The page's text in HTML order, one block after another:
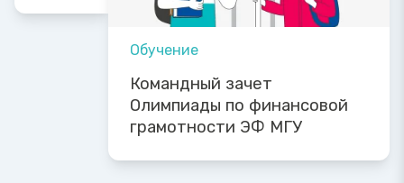
Обучение
Командный зачет
Олимпиады по финансовой
грамотности ЭФ МГУ